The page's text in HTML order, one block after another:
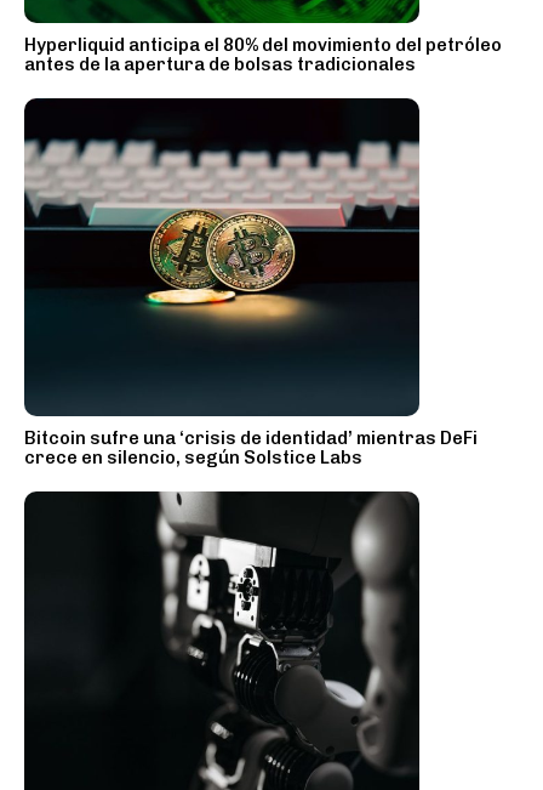
Hyperliquid anticipa el 80% del movimiento del petróleo
antes de la apertura de bolsas tradicionales
Bitcoin sufre una ‘crisis de identidad’ mientras DeFi
crece en silencio, según Solstice Labs